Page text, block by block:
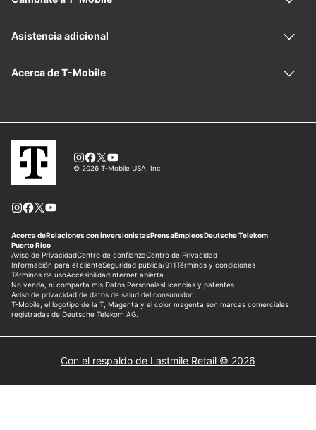
Con el respaldo de Lastmile Retail © 2026